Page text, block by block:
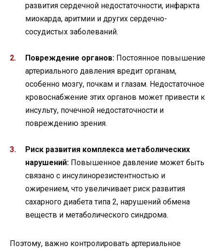
развития сердечной недостаточности, инфаркта
миокарда, аритмии и других сердечно-
сосудистых заболеваний.
Повреждение органов: Постоянное повышение
артериального давления вредит органам,
особенно мозгу, почкам и глазам. Недостаточное
кровоснабжение этих органов может привести к
инсульту, почечной недостаточности и
повреждению зрения.
Риск развития комплекса метаболических
нарушений: Повышенное давление может быть
связано с инсулинорезистентностью и
ожирением, что увеличивает риск развития
сахарного диабета типа 2, нарушений обмена
веществ и метаболического синдрома.
Поэтому, важно контролировать артериальное